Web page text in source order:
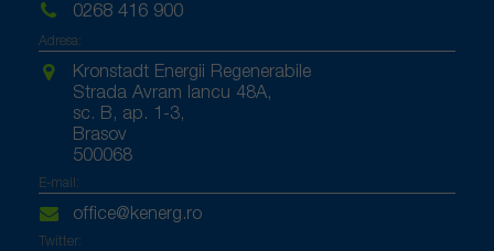
0268 416 900
Adresa:
Kronstadt Energii Regenerabile
Strada Avram Iancu 48A,
sc. B, ap. 1-3,
Brasov
500068
E-mail:
office@kenerg.ro
Twitter: